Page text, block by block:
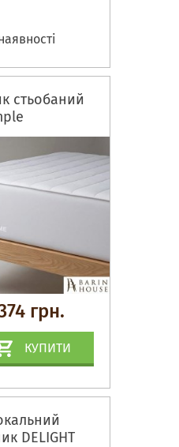
стьобаний
грн.
КУПИТИ
DELIGHT